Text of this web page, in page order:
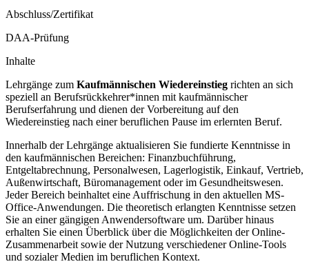
Abschluss/Zertifikat
DAA-Prüfung
Inhalte
Lehrgänge zum Kaufmännischen Wiedereinstieg richten an sich
speziell an Berufsrückkehrer*innen mit kaufmännischer
Berufserfahrung und dienen der Vorbereitung auf den
Wiedereinstieg nach einer beruflichen Pause im erlernten Beruf.
Innerhalb der Lehrgänge aktualisieren Sie fundierte Kenntnisse in
den kaufmännischen Bereichen: Finanzbuchführung,
Entgeltabrechnung, Personalwesen, Lagerlogistik, Einkauf, Vertrieb,
Außenwirtschaft, Büromanagement oder im Gesundheitswesen.
Jeder Bereich beinhaltet eine Auffrischung in den aktuellen MS-
Office-Anwendungen. Die theoretisch erlangten Kenntnisse setzen
Sie an einer gängigen Anwendersoftware um. Darüber hinaus
erhalten Sie einen Überblick über die Möglichkeiten der Online-
Zusammenarbeit sowie der Nutzung verschiedener Online-Tools
und sozialer Medien im beruflichen Kontext.